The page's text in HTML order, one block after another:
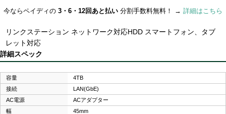
今ならペイディの 3・6・12回あと払い 分割手数料無料！ → 詳細はこちら
リンクステーション ネットワーク対応HDD スマートフォン、タブ
レット対応
詳細スペック
容量
4TB
接続
LAN(GbE)
AC電源
ACアダプター
幅
45mm